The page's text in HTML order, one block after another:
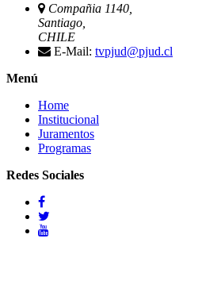
Compañia 1140,
Santiago,
CHILE
E-Mail: tvpjud@pjud.cl
Menú
Home
Institucional
Juramentos
Programas
Redes Sociales